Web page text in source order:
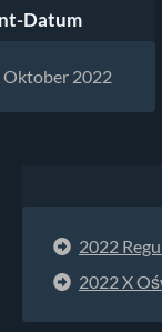
Datum
Oktober 2022
2022
2022 X